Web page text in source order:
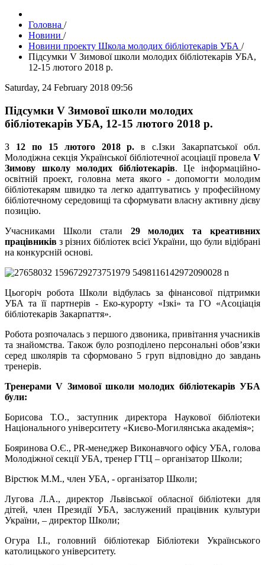
Головна /
Новини /
Новини проекту Школа молодих бібліотекарів УБА /
Підсумки V Зимової школи молодих бібліотекарів УБА,
12-15 лютого 2018 р.
Saturday, 24 February 2018 09:56
Підсумки V Зимової школи молодих
бібліотекарів УБА, 12-15 лютого 2018 р.
З 12 по 15 лютого 2018 р. в с.Ізки Закарпатської обл.
Молодіжна секція Української бібліотечної асоціації провела V
Зимову школу молодих бібліотекарів. Це інформаційно-
освітній проект, головна мета якого - допомогти молодим
бібліотекарям швидко та легко адаптуватись у професійному
бібліотечному середовищі та сформувати власну активну дієву
позицію.
Учасниками Школи стали 29 молодих та креативних
працівників з різних бібліотек всієї України, що були відібрані
на конкурсній основі.
Цьогоріч робота Школи відбулась за фінансової підтримки
УБА та її партнерів - Еко-курорту «Ізкі» та ГО «Асоціація
бібліотекарів Закарпаття».
Робота розпочалась з першого дзвоника, привітання учасників
та знайомства. Також було розподілено персональні обов’язки
серед школярів та сформовано 5 груп відповідно до завдань
тренерів.
Тренерами V Зимової школи молодих бібліотекарів УБА
були:
Борисова Т.О., заступник директора Наукової бібліотеки
Національного університету «Києво-Могилянська академія»;
Бояринова О.Є., PR-менеджер Виконавчого офісу УБА, голова
Молодіжної секції УБА, тренер ГТЦ – організатор Школи;
Вірстюк М.М., член УБА, - організатор Школи;
Лугова Л.А., директор Львівської обласної бібліотеки для
дітей, член Президії УБА, заслужений працівник культури
України, – директор Школи;
Огура І.І., головний бібліотекар Бібліотеки Українського
католицького університету.